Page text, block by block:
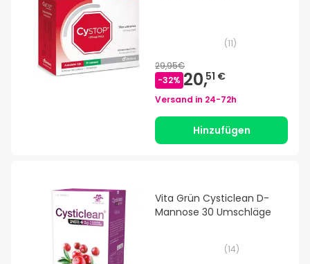
(11)
29,95€
-32% 20,51 €
Versand in 24-72h
Hinzufügen
Vita Grün Cysticlean D-
Mannose 30 Umschläge
(14)